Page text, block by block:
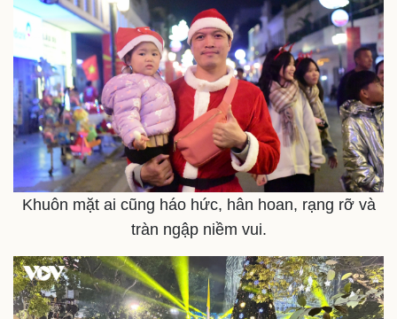
Khuôn mặt ai cũng háo hức, hân hoan, rạng rỡ và
tràn ngập niềm vui.